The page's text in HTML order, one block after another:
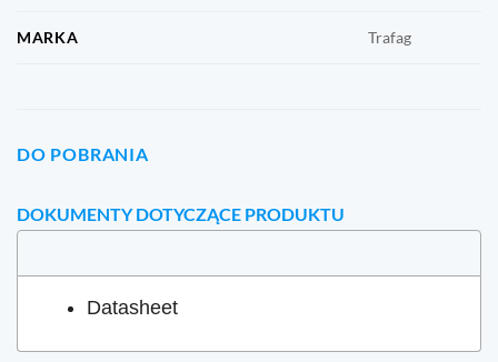
MARKA Trafag
DO POBRANIA
DOKUMENTY DOTYCZĄCE PRODUKTU
Datasheet